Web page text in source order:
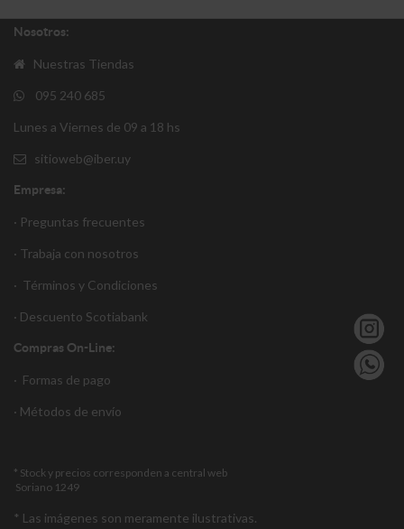
Nosotros:
Nuestras Tiendas
095 240 685
Lunes a Viernes de 09 a 18 hs
sitioweb@iber.uy
Empresa:
· Preguntas frecuentes
· Trabaja con nosotros
· Términos y Condiciones
· Descuento Scotiabank
Compras On-Line:
· Formas de pago
· Métodos de envío
* Stock y precios corresponden a central web
Soriano 1249
* Las imágenes son meramente ilustrativas.